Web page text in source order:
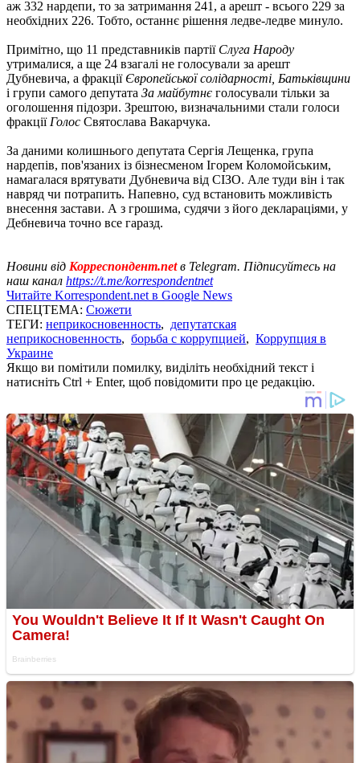
аж 332 нардепи, то за затримання 241, а арешт - всього 229 за
необхідних 226. Тобто, останнє рішення ледве-ледве минуло.
Примітно, що 11 представників партіїСлуга Народу
утрималися, а ще 24 взагалі не голосували за арешт
Дубневича, а фракції Європейської солідарності, Батьківщини
і групи самого депутата За майбутнє голосували тільки за
оголошення підозри. Зрештою, визначальними стали голоси
фракції Голос Святослава Вакарчука.
За даними колишнього депутата Сергія Лещенка, група
нардепів, пов'язаних із бізнесменом Ігорем Коломойським,
намагалася врятувати Дубневича від СІЗО. Але туди він і так
навряд чи потрапить. Напевно, суд встановить можливість
внесення застави. А з грошима, судячи з його деклараціями, у
Дебневича точно все гаразд.
Новини від Корреспондент.netв Telegram. Підписуйтесь на
наш канал https://t.me/korrespondentnet
Читайте Korrespondent.net в Google News
СПЕЦТЕМА: Сюжети
ТЕГИ: неприкосновенность, депутатская
неприкосновенность, борьба с коррупцией, Коррупция в
Украине
Якщо ви помітили помилку, виділіть необхідний текст і
натисніть Ctrl + Enter, щоб повідомити про це редакцію.